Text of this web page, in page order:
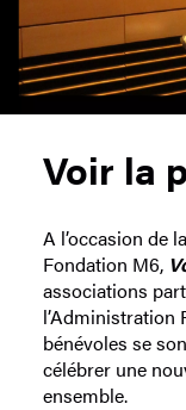
Voir la
A l’occasion de
Fondation M6,
associations
l’Administration
bénévoles se
célébrer une
ensemble.